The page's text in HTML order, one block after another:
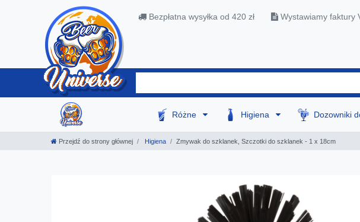
Bezpłatna wysyłka od 420 zł Wystawiamy faktury
Różne Higiena Dozowniki
Przejdź do strony głównej Higiena Zmywak do szklanek, Szczotki do szklanek - 1 x 18cm